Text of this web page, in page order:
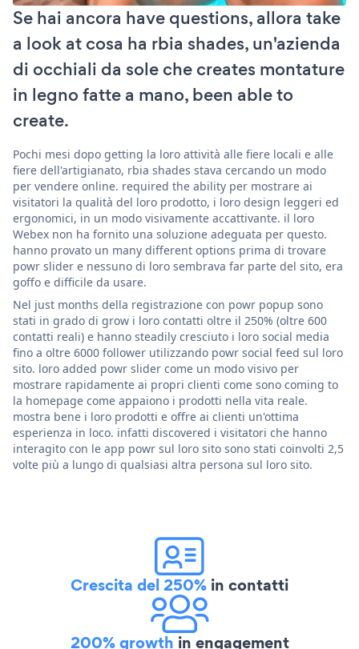
Se hai ancora have questions, allora take
a look at cosa ha rbia shades, un'azienda
di occhiali da sole che creates montature
in legno fatte a mano, been able to
create.
Pochi mesi dopo getting la loro attività alle fiere locali e alle
fiere dell'artigianato, rbia shades stava cercando un modo
per vendere online. required the ability per mostrare ai
visitatori la qualità del loro prodotto, i loro design leggeri ed
ergonomici, in un modo visivamente accattivante. il loro
Webex non ha fornito una soluzione adeguata per questo.
hanno provato un many different options prima di trovare
powr slider e nessuno di loro sembrava far parte del sito, era
goffo e difficile da usare.
Nel just months della registrazione con powr popup sono
stati in grado di grow i loro contatti oltre il 250% (oltre 600
contatti reali) e hanno steadily cresciuto i loro social media
fino a oltre 6000 follower utilizzando powr social feed sul loro
sito. loro added powr slider come un modo visivo per
mostrare rapidamente ai propri clienti come sono coming to
la homepage come appaiono i prodotti nella vita reale.
mostra bene i loro prodotti e offre ai clienti un'ottima
esperienza in loco. infatti discovered i visitatori che hanno
interagito con le app powr sul loro sito sono stati coinvolti 2,5
volte più a lungo di qualsiasi altra persona sul loro sito.
Crescita del 250% in contatti
200% growth in engagement